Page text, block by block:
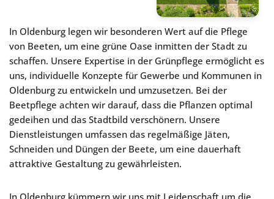
In Oldenburg legen wir besonderen Wert auf die Pflege
von Beeten, um eine grüne Oase inmitten der Stadt zu
schaffen. Unsere Expertise in der Grünpflege ermöglicht es
uns, individuelle Konzepte für Gewerbe und Kommunen in
Oldenburg zu entwickeln und umzusetzen. Bei der
Beetpflege achten wir darauf, dass die Pflanzen optimal
gedeihen und das Stadtbild verschönern. Unsere
Dienstleistungen umfassen das regelmäßige Jäten,
Schneiden und Düngen der Beete, um eine dauerhaft
attraktive Gestaltung zu gewährleisten.
In Oldenburg kümmern wir uns mit Leidenschaft um die